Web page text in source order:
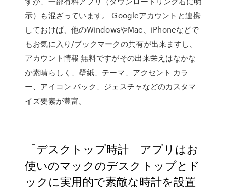
示）も混ざっています。 Googleアカウントと連携
しておけば、他のWindowsやMac、iPhoneなどで
もお気に入り/ブックマークの共有が出来ますし、
アカウント情報 無料ですがその出来栄えはなかな
か素晴らしく、壁紙、テーマ、アクセント カラ
ー、アイコン パック、ジェスチャなどのカスタマ
イズ要素が豊富。
‎「デスクトップ時計」アプリはお
使いのマックのデスクトップとド
ックに実用的で素敵な時計を設置